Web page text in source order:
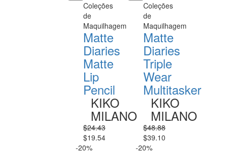
Coleções
de
Maquilhagem
Matte
Diaries
Matte
Lip
Pencil
KIKO
MILANO
$24.43
$19.54
Coleções
de
Maquilhagem
Matte
Diaries
Triple
Wear
Multitasker
KIKO
MILANO
$48.88
$39.10
-20%
-20%